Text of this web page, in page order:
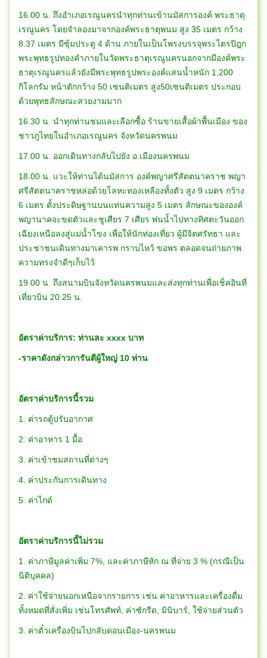
16.00 น. ถึงอำเภอเรณูนครนำทุกท่านเข้านมัสการองค์ พระธาตุ
เรณูนคร โดยจำลองมาจากองค์พระธาตุพนม สูง 35 เมตร กว้าง
8.37 เมตร มีซุ้มประตู 4 ด้าน ภายในเป็นโพรงบรรจุพระไตรปิฎก
พระพุทธรูปทองคำภายในวัดพระธาตุเรณูนครนอกจากมีองค์พระ
ธาตุเรณูนครแล้วยังมีพระพุทธรูปพระองค์แสนน้ำหนัก 1,200
กิโลกรัม หน้าตักกว้าง 50 เซนติเมตร สูง50เซนติเมตร ประกอบ
ด้วยพุทธลักษณะสวยงามมาก
16.30 น. นำทุกท่านชมและเลือกซื้อ ร้านขายเสื้อผ้าพื้นเมือง ของ
ชาวภูไทยในอำเภอเรณูนคร จังหวัดนครพนม
17.00 น. ออกเดินทางกลับไปยัง อ.เมืองนครพนม
18.00 น. แวะให้ท่านได้นมัสการ องค์พญาศรีสัตตนาคราช พญา
ศรีสัตตนาคราชหล่อด้วยโลหะทองเหลืองทั้งตัว สูง 9 เมตร กว้าง
6 เมตร ตั้งประดิษฐานบนแท่นความสูง 5 เมตร ลักษณะขององค์
พญานาคจะขดตัวและชูเศียร 7 เศียร พ่นน้ำไปทางทิศตะวันออก
เฉียงเหนือลงสู่แม่น้ำโขง เพื่อให้นักท่องเที่ยว ผู้มีจิตศรัทธา และ
ประชาชนเดินทางมาเคารพ กราบไหว้ ขอพร ตลอดจนถ่ายภาพ
ความทรงจำดีๆเก็บไว้
19.00 น. ถึงสนามบินจังหวัดนครพนมและส่งทุกท่านเพื่อเช็คอินที่
เที่ยวบิน 20.25 น.
อัตราค่าบริการ: ท่านละ xxxx บาท
-ราคาดังกล่าวการันตีผู้ใหญ่ 10 ท่าน
อัตราค่าบริการนี้รวม
1. ค่ารถตู้ปรับอากาศ
2. ค่าอาหาร 1 มื้อ
3. ค่าเข้าชมสถานที่ต่างๆ
4. ค่าประกันการเดินทาง
5. ค่าไกด์
อัตราค่าบริการนี้ไม่รวม
1. ค่าภาษีมูลค่าเพิ่ม 7%, และค่าภาษีหัก ณ ที่จ่าย 3 % (กรณีเป็น
นิติบุคคล)
2. ค่าใช้จ่ายนอกเหนือจากรายการ เช่น ค่าอาหารและเครื่องดื่ม
ทั้งหมดที่สั่งเพิ่ม เช่นโทรศัพท์, ค่าซักรีด, มินิบาร์, ใช้จ่ายส่วนตัว
3. ค่าตั๋วเครื่องบินไปกลับดอนเมือง-นครพนม